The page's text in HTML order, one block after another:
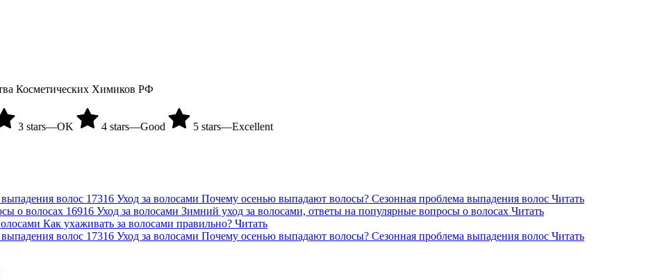
Косметических Химиков РФ
3 stars—OK 4 stars—Good
5 stars—Excellent
17316 Уход за волосами Почему осенью выпадают волосы? Сезонная проблема выпадения волос Читать
16916 Уход за волосами Зимний уход за волосами, ответы на популярные вопросы о волосах Читать
Как ухаживать за волосами правильно? Читать
17316 Уход за волосами Почему осенью выпадают волосы? Сезонная проблема выпадения волос Читать